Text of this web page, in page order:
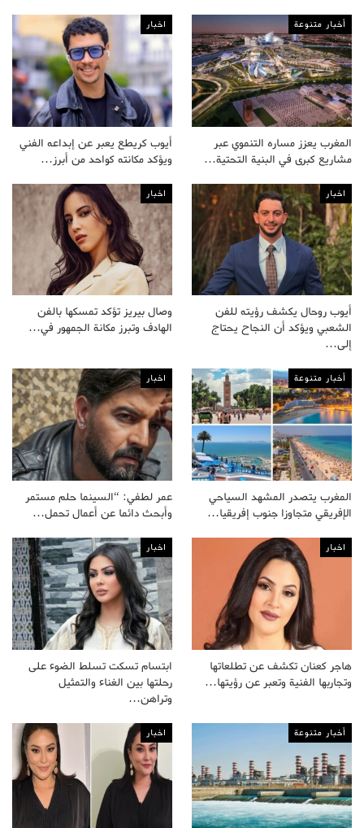
أخبار متنوعة
المغرب يعزز مساره التنموي عبر
مشاريع كبرى في البنية التحتية…
اخبار
أيوب كريطع يعبر عن إبداعه الفني
ويؤكد مكانته كواحد من أبرز…
اخبار
أيوب روحال يكشف رؤيته للفن
الشعبي ويؤكد أن النجاح يحتاج
إلى…
اخبار
وصال بيريز تؤكد تمسكها بالفن
الهادف وتبرز مكانة الجمهور في…
أخبار متنوعة
المغرب يتصدر المشهد السياحي
الإفريقي متجاوزا جنوب إفريقيا…
اخبار
عمر لطفي: “السينما حلم مستمر
وأبحث دائما عن أعمال تحمل…
اخبار
هاجر كعنان تكشف عن تطلعاتها
وتجاربها الفنية وتعبر عن رؤيتها…
اخبار
ابتسام تسكت تسلط الضوء على
رحلتها بين الغناء والتمثيل
وتراهن…
أخبار متنوعة اخبار